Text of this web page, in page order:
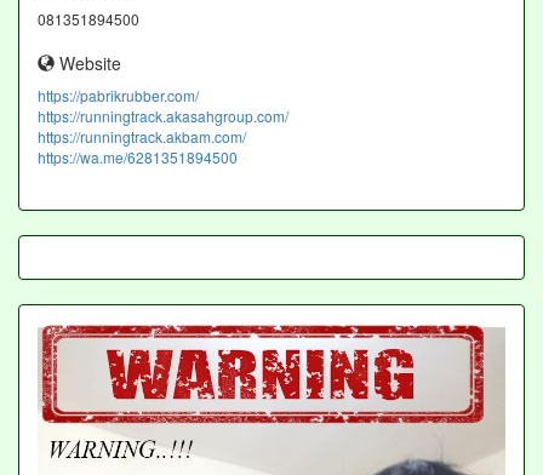
081351894500
Website
https://pabrikrubber.com/
https://runningtrack.akasahgroup.com/
https://runningtrack.akbam.com/
https://wa.me/6281351894500